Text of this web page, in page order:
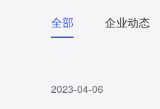
全部 企业动态
2023-04-06